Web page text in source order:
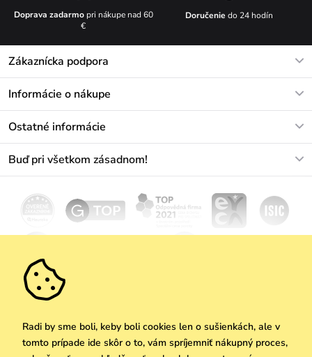
Doprava zadarmopri nákupe nad 60
€
Doručenie do 24 hodín
Zákaznícka podpora
info@vuch.sk
Informácie o nákupe
Materiály a údržba
Vrátenie a reklamácia
Ostatné informácie
Darčekové poukazy
We Care
Vuchlook
Predajne
Buď pri všetkom zásadnom!
Odoberať
Radi by sme boli, keby boli cookies len o sušienkách, ale v
tomto prípade ide skôr o to, vám spríjemniť nákupný proces,